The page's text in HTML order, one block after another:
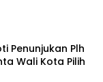
Penunjukan Plh
Wali Kota Pilih